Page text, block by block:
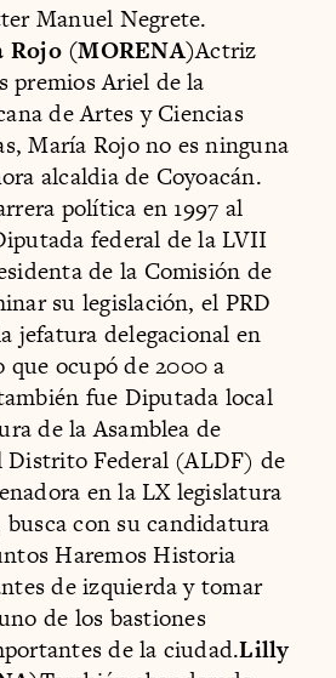
Manuel Negrete.
Rojo (MORENA)Actriz
premios Ariel de la
de Artes y Ciencias
María Rojo no es ninguna
alcaldia de Coyoacán.
política en 1997 al
federal de la LVII
de la Comisión de
su legislación, el PRD
jefatura delegacional en
que ocupó de 2000 a
fue Diputada local
de la Asamblea de
Distrito Federal (ALDF) de
en la LX legislatura
busca con su candidatura
Haremos Historia
de izquierda y tomar
de los bastiones
de la ciudad.Lilly